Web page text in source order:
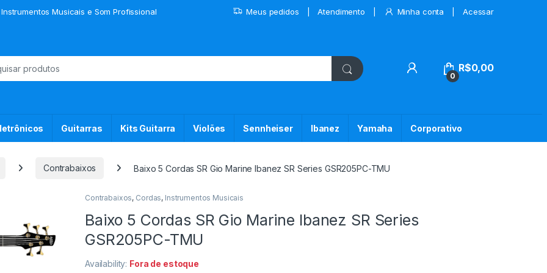
Musicais e Som Profissional Meus pedidos Atendimento Minha conta Acessar
My Account
0
R$0,00
Guitarras Kits Guitarra Violões Sennheiser Ibanez Yamaha Corporativo
Contrabaixos Baixo 5 Cordas SR Gio Marine Ibanez SR Series GSR205PC-TMU
Contrabaixos, Cordas, Instrumentos Musicais
Baixo 5 Cordas SR Gio Marine Ibanez SR Series
GSR205PC-TMU
Availability: Fora de estoque